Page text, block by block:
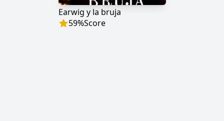
Earwig y la bruja
59%Score